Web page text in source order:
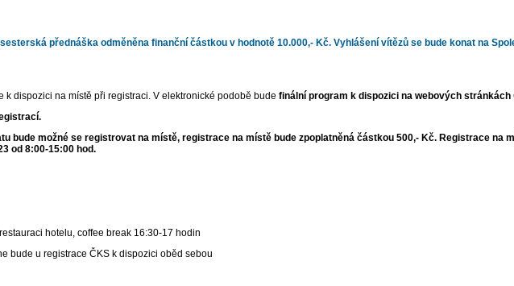
přednáška odměněna finanční částkou v hodnotě 10.000,- Kč. Vyhlášení vítězů se bude konat na
dispozici na místě při registraci. V elektronické podobě bude finální program k dispozici na webových stránkách
bude možné se registrovat na místě, registrace na místě bude zpoplatněná částkou 500,- Kč. Registrace na
od 8:00-15:00 hod.
hotelu, coffee break 16:30-17 hodin
bude u registrace ČKS k dispozici oběd sebou